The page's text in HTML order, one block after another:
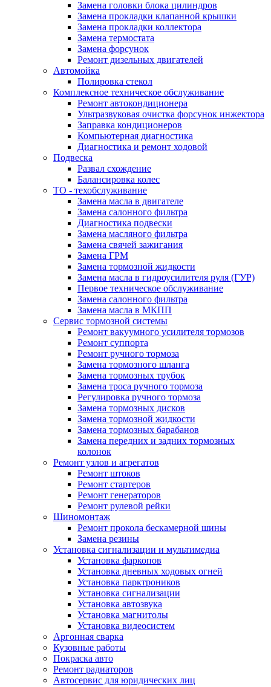
Замена головки блока цилиндров
Замена прокладки клапанной крышки
Замена прокладки коллектора
Замена термостата
Замена форсунок
Ремонт дизельных двигателей
Автомойка
Полировка стекол
Комплексное техническое обслуживание
Ремонт автокондиционера
Ультразвуковая очистка форсунок инжектора
Заправка кондиционеров
Компьютерная диагностика
Диагностика и ремонт ходовой
Подвеска
Развал схождение
Балансировка колес
ТО - техобслуживание
Замена масла в двигателе
Замена салонного фильтра
Диагностика подвески
Замена масляного фильтра
Замена свячей зажигания
Замена ГРМ
Замена тормозной жидкости
Замена масла в гидроусилителя руля (ГУР)
Первое техническое обслуживание
Замена салонного фильтра
Замена масла в МКПП
Сервис тормозной системы
Ремонт вакуумного усилителя тормозов
Ремонт суппорта
Ремонт ручного тормоза
Замена тормозного шланга
Замена тормозных трубок
Замена троса ручного тормоза
Регулировка ручного тормоза
Замена тормозных дисков
Замена тормозной жидкости
Замена тормозных барабанов
Замена передних и задних тормозных
колонок
Ремонт узлов и агрегатов
Ремонт штоков
Ремонт стартеров
Ремонт генераторов
Ремонт рулевой рейки
Шиномонтаж
Ремонт прокола бескамерной шины
Замена резины
Установка сигнализации и мультимедиа
Установка фаркопов
Установка дневных ходовых огней
Установка парктроников
Установка сигнализации
Установка автозвука
Установка магнитолы
Установка видеосистем
Аргонная сварка
Кузовные работы
Покраска авто
Ремонт радиаторов
Автосервис для юридических лиц